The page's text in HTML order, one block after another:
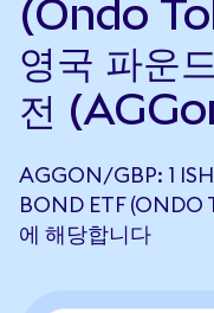
(Ondo
영국 파운
전
AGGON/GBP: 1
BOND ETF (ONDO
에 해당합니다